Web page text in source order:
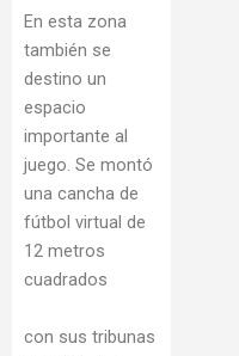
En esta zona
también se
destino un
espacio
importante al
juego. Se montó
una cancha de
fútbol virtual de
12 metros
cuadrados
con sus tribunas